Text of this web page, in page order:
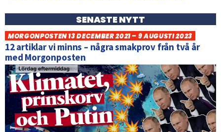
SENASTE NYTT
MORGONPOSTEN 13 DECEMBER 2021 – 9 AUGUSTI 2023
12 artiklar vi minns – några smakprov från två år
med Morgonposten